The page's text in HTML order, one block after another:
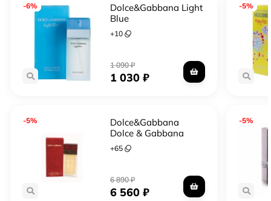
-6%
Dolce&Gabbana Light
Blue
+10
1 090₽
1 030₽
-5%
Dolce&Gabbana
Dolce & Gabbana
+65
6 890₽
6 560₽
-5%
-5%